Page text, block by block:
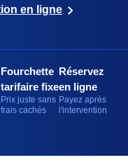
en ligne
Fourchette
tarifaire fixe
Prix juste sans
frais cachés
Réservez
en ligne
Payez après
l'intervention